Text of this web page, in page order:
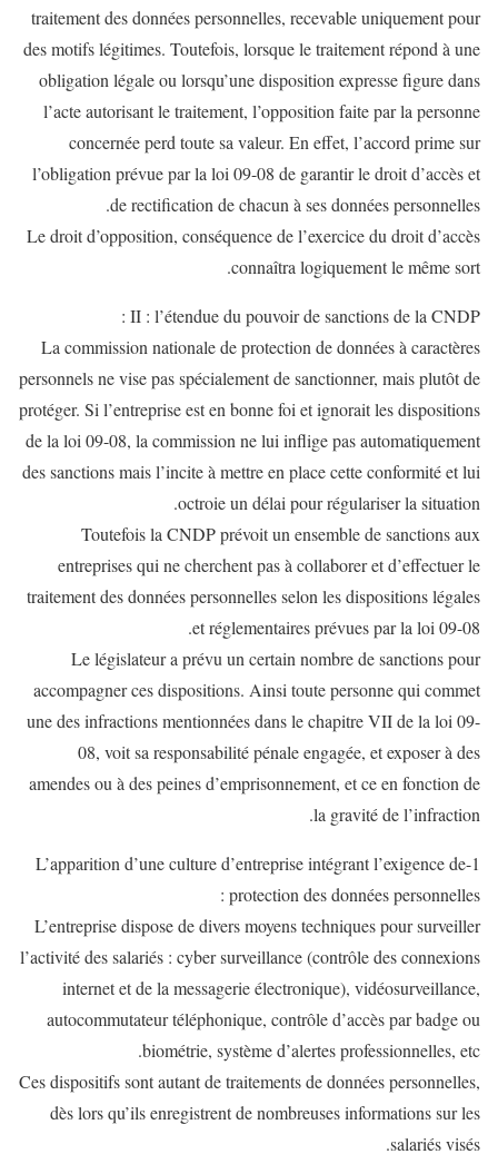
traitement des données personnelles, recevable uniquement pour
des motifs légitimes. Toutefois, lorsque le traitement répond à une
obligation légale ou lorsqu’une disposition expresse figure dans
l’acte autorisant le traitement, l’opposition faite par la personne
concernée perd toute sa valeur. En effet, l’accord prime sur
l’obligation prévue par la loi 09-08 de garantir le droit d’accès et
de rectification de chacun à ses données personnelles.
Le droit d’opposition, conséquence de l’exercice du droit d’accès
connaîtra logiquement le même sort.
II : l’étendue du pouvoir de sanctions de la CNDP :
La commission nationale de protection de données à caractères
personnels ne vise pas spécialement de sanctionner, mais plutôt de
protéger. Si l’entreprise est en bonne foi et ignorait les dispositions
de la loi 09-08, la commission ne lui inflige pas automatiquement
des sanctions mais l’incite à mettre en place cette conformité et lui
octroie un délai pour régulariser la situation.
Toutefois la CNDP prévoit un ensemble de sanctions aux
entreprises qui ne cherchent pas à collaborer et d’effectuer le
traitement des données personnelles selon les dispositions légales
et réglementaires prévues par la loi 09-08.
Le législateur a prévu un certain nombre de sanctions pour
accompagner ces dispositions. Ainsi toute personne qui commet
une des infractions mentionnées dans le chapitre VII de la loi 09-
08, voit sa responsabilité pénale engagée, et exposer à des
amendes ou à des peines d’emprisonnement, et ce en fonction de
la gravité de l’infraction.
1-L’apparition d’une culture d’entreprise intégrant l’exigence de
protection des données personnelles :
L’entreprise dispose de divers moyens techniques pour surveiller
l’activité des salariés : cyber surveillance (contrôle des connexions
internet et de la messagerie électronique), vidéosurveillance,
autocommutateur téléphonique, contrôle d’accès par badge ou
biométrie, système d’alertes professionnelles, etc.
Ces dispositifs sont autant de traitements de données personnelles,
dès lors qu’ils enregistrent de nombreuses informations sur les
salariés visés.